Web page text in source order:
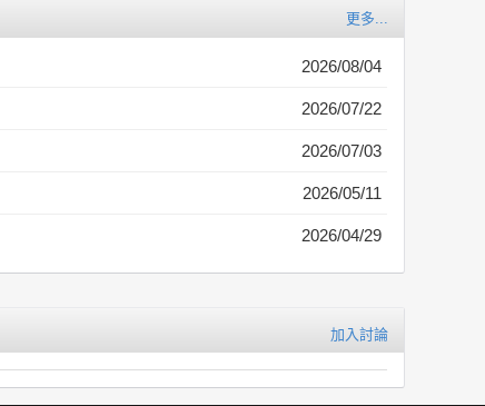
更多...
2026/08/04
2026/07/22
2026/07/03
2026/05/11
2026/04/29
加入討論